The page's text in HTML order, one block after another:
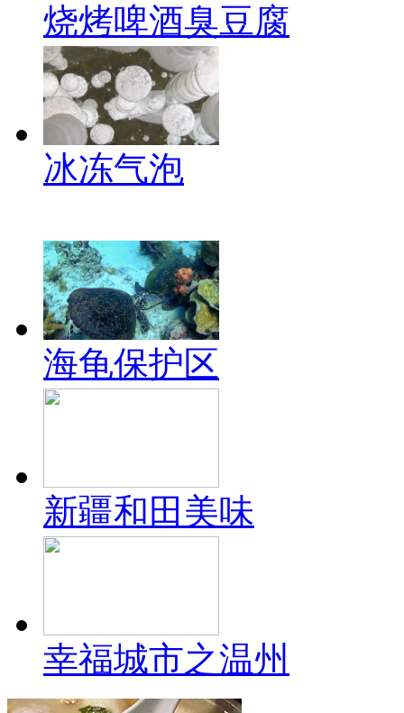
烧烤啤酒臭豆腐
冰冻气泡
海龟保护区
新疆和田美味
幸福城市之温州